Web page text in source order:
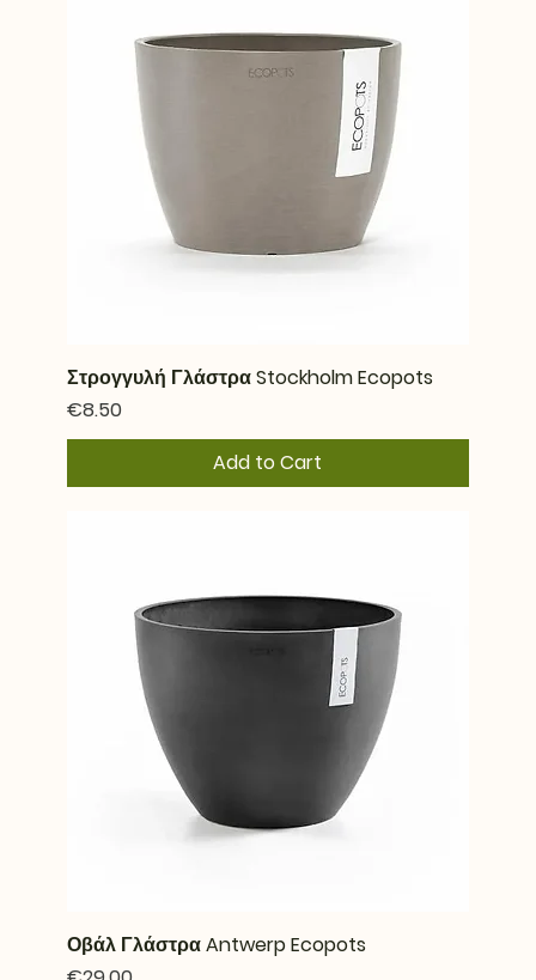
Στρογγυλή Γλάστρα Stockholm Ecopots
Price
€8.50
Add to Cart
Οβάλ Γλάστρα Antwerp Ecopots